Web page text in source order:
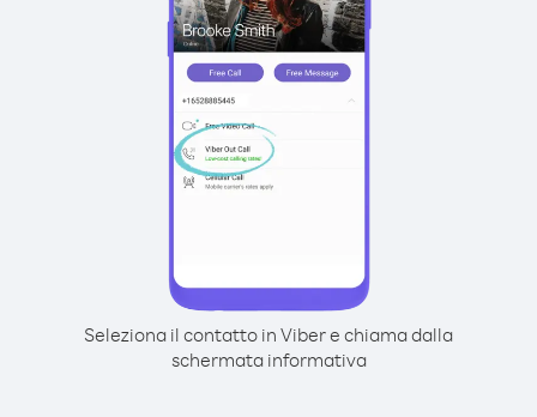
Seleziona il contatto in Viber e chiama dalla
schermata informativa